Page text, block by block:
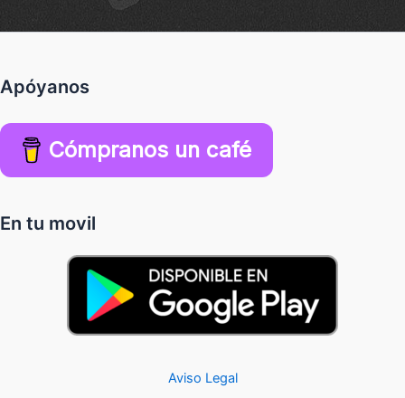
Apóyanos
Cómpranos un café
En tu movil
Aviso Legal